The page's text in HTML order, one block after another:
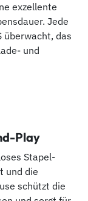
exzellente
Jede
überwacht, das
und
Play
Stapel-
und die
schützt die